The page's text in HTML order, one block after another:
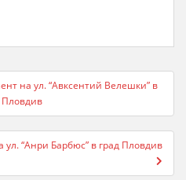
на ул. “Авксентий Велешки” в
Пловдив
“Анри Барбюс” в град Пловдив